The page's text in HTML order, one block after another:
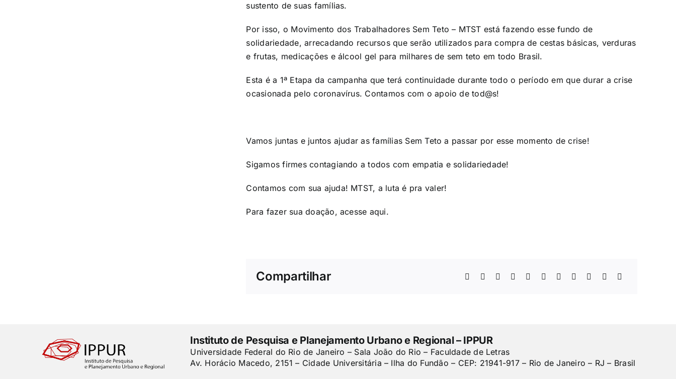
sustento de suas famílias.
Por isso, o Movimento dos Trabalhadores Sem Teto – MTST está fazendo esse fundo de
solidariedade, arrecadando recursos que serão utilizados para compra de cestas básicas, verduras
e frutas, medicações e álcool gel para milhares de sem teto em todo Brasil.
Esta é a 1ª Etapa da campanha que terá continuidade durante todo o período em que durar a crise
ocasionada pelo coronavírus. Contamos com o apoio de tod@s!
Vamos juntas e juntos ajudar as famílias Sem Teto a passar por esse momento de crise!
Sigamos firmes contagiando a todos com empatia e solidariedade!
Contamos com sua ajuda! MTST, a luta é pra valer!
Para fazer sua doação, acesse aqui.
Compartilhar
Instituto de Pesquisa e Planejamento Urbano e Regional – IPPUR
Universidade Federal do Rio de Janeiro – Sala João do Rio – Faculdade de Letras
Av. Horácio Macedo, 2151 – Cidade Universitária – Ilha do Fundão – CEP: 21941-917 – Rio de Janeiro – RJ – Brasil